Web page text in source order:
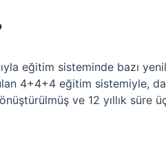
eğitim sisteminde bazı
4+4+4 eğitim sistemiyle,
ve 12 yıllık süre